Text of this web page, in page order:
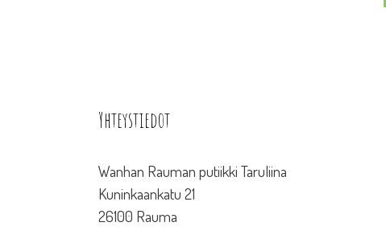
Yhteystiedot
Wanhan Rauman putiikki Taruliina
Kuninkaankatu 21
26100 Rauma